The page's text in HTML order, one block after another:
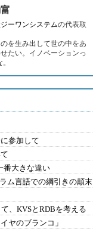
ーワンシステムの代表取
を生み出して世の中をあ
たい。イノベーションっ
参加して
番大きな違い
ム言語での綱引きの顛末
、KVSとRDBを考える
ヤのブランコ」